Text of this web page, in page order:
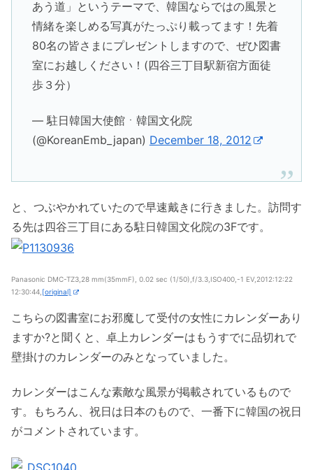
あう道」というテーマで、韓国ならではの風景と
情緒を楽しめる写真がたっぷり載ってます！先着
80名の皆さまにプレゼントしますので、ぜひ図書
室にお越しください！(四谷三丁目駅新宿方面徒
歩３分）
— 駐日韓国大使館ㆍ韓国文化院
(@KoreanEmb_japan) December 18, 2012
と、つぶやかれていたので早速戴きに行きました。訪問す
る先は四谷三丁目にある駐日韓国文化院の3Fです。
Panasonic DMC-TZ3,28 mm(35mmF), 0.02 sec (1/50),f/3.3,ISO400,-1 EV,2012:12:22
12:30:44, [original]
こちらの図書室にお邪魔して受付の女性にカレンダーあり
ますか?と聞くと、卓上カレンダーはもうすでに品切れで
壁掛けのカレンダーのみとなっていました。
カレンダーはこんな素敵な風景が掲載されているもので
す。もちろん、祝日は日本のもので、一番下に韓国の祝日
がコメントされています。